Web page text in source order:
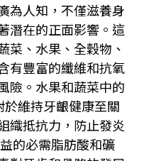
為人知，不僅滋養身
潛在的正面影響。這
菜、水果、全穀物、
有豐富的纖維和抗氧
險。水果和蔬菜中的
維持牙齦健康至關
織抵抗力，防止發炎
的必需脂肪酸和礦